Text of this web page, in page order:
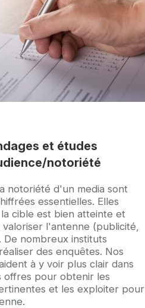
et études
notoriété
notoriété d'un media sont
essentielles. Elles
cible est bien atteinte et
l'antenne (publicité,
De nombreux instituts
des enquêtes. Nos
à y voir plus clair dans
offres pour obtenir les
et les exploiter pour